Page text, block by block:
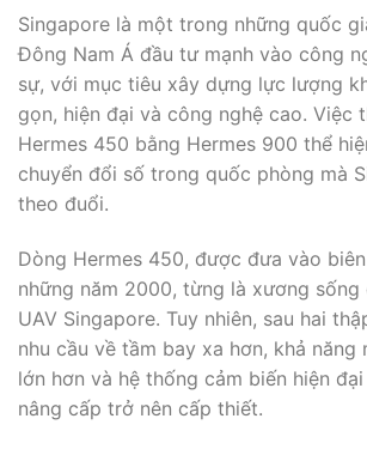
Singapore là một trong những quốc
Đông Nam Á đầu tư mạnh vào công
sự, với mục tiêu xây dựng lực lượng
gọn, hiện đại và công nghệ cao. Việc
Hermes 450 bằng Hermes 900 thể
chuyển đổi số trong quốc phòng mà
theo đuổi.
Dòng Hermes 450, được đưa vào
những năm 2000, từng là xương
UAV Singapore. Tuy nhiên, sau hai
nhu cầu về tầm bay xa hơn, khả năng
lớn hơn và hệ thống cảm biến hiện
nâng cấp trở nên cấp thiết.